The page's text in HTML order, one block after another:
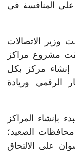
على المنافسة فى
وزير الاتصالات
مشروع مراكز
إنشاء مركز بكل
الرقمي وريادة
بإنشاء المراكز
الصعيد؛
على الالتحاق